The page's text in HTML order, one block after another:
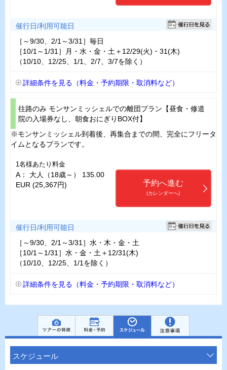
催行日/利用可能日
［～9/30、2/1～3/31］毎日
［10/1～1/31］月・水・金・土＋12/29(火)・31(木)
（10/10、12/25、1/1、2/7、3/7を除く）
詳細条件を見る（料金・予約期限・取消料など）
往路のみ モンサンミッシェルでの離団プラン【昼食・修道
院の入場券なし、朝食おにぎりBOX付】
※モンサンミッシェル到着後、再集合までの間、完全にフリータ
イムとなるプランです。
1名様あたり料金
A： 大人（18歳～） 135.00
EUR (25,367円)
予約へ進む
(カレンダーへ)
催行日/利用可能日
［～9/30、2/1～3/31］水・木・金・土
［10/1～1/31］水・金・土＋12/31(木)
（10/10、12/25、1/1を除く）
詳細条件を見る（料金・予約期限・取消料など）
スケジュール